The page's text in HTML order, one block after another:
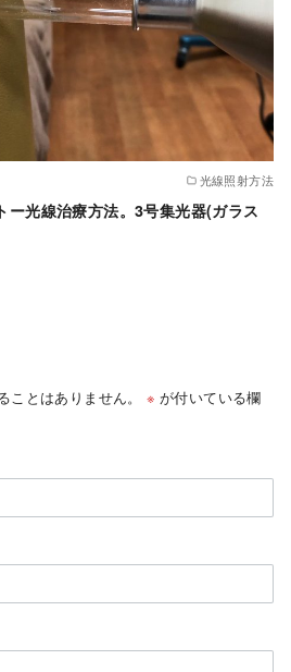
光線照射方法
ー光線治療方法。3号集光器(ガラス
ことはありません。 ※ が付いている欄